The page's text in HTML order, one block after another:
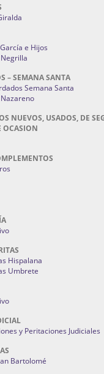
e Hijos
– SEMANA SANTA
Semana Santa
NUEVOS, USADOS, DE
OCASION
Hispalana
Umbrete
y Peritaciones Judiciales
Bartolomé